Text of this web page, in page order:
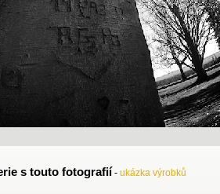
s touto fotografií - ukázka výrobků